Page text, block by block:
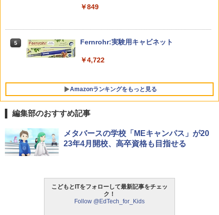
ゼロからわかる！ みるみる図形に強く
￥1,430
￥26,980
5
くもん出版(KUMON PUBLISHING) ロジ
上 KUMON LK-10
OK（重版：10月上旬発送） (TJMOOK)
￥849
5 Fernrohr:実験用キャビネット
￥4,722
Amazonランキングをもっと見る
編集部のおすすめ記事
メタバースの学校「MEキャンパス」が20
23年4月開校、高卒資格も目指せる
こどもとITをフォローして最新記事をチェッ
ク！
Follow @EdTech_for_Kids